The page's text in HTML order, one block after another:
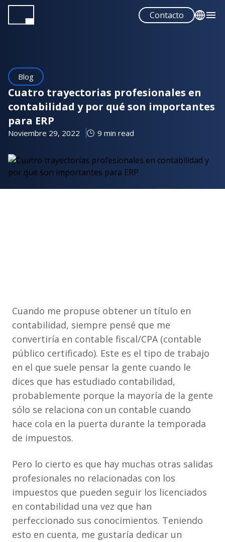
Pasar
Contacto
Blog
Cuatro trayectorias profesionales en
contabilidad y por qué son importantes
para ERP
Noviembre 29, 2022 9 min read
Cuando me propuse obtener un título en
contabilidad, siempre pensé que me
convertiría en contable fiscal/CPA (contable
público certificado). Este es el tipo de trabajo
en el que suele pensar la gente cuando le
dices que has estudiado contabilidad,
probablemente porque la mayoría de la gente
sólo se relaciona con un contable cuando
hace cola en la puerta durante la temporada
de impuestos.
Pero lo cierto es que hay muchas otras salidas
profesionales no relacionadas con los
impuestos que pueden seguir los licenciados
en contabilidad una vez que han
perfeccionado sus conocimientos. Teniendo
esto en cuenta, me gustaría dedicar un